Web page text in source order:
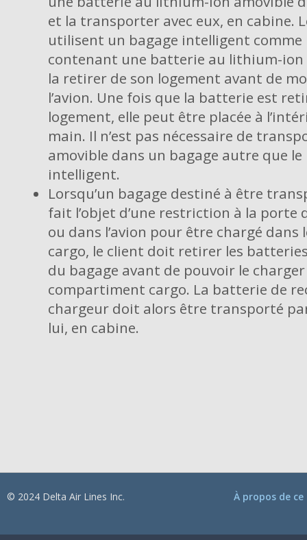
et la transporter avec eux, en cabine.
utilisent un bagage intelligent comme
contenant une batterie au lithium-ion
la retirer de son logement avant de
l’avion. Une fois que la batterie est
logement, elle peut être placée à
main. Il n’est pas nécessaire de
amovible dans un bagage autre que le
intelligent.
Lorsqu’un bagage destiné à être
fait l’objet d’une restriction à la porte
ou dans l’avion pour être chargé
cargo, le client doit retirer les
du bagage avant de pouvoir le
compartiment cargo. La batterie de
chargeur doit alors être transporté
lui, en cabine.
© 2024 Delta Air Lines Inc. À propos de